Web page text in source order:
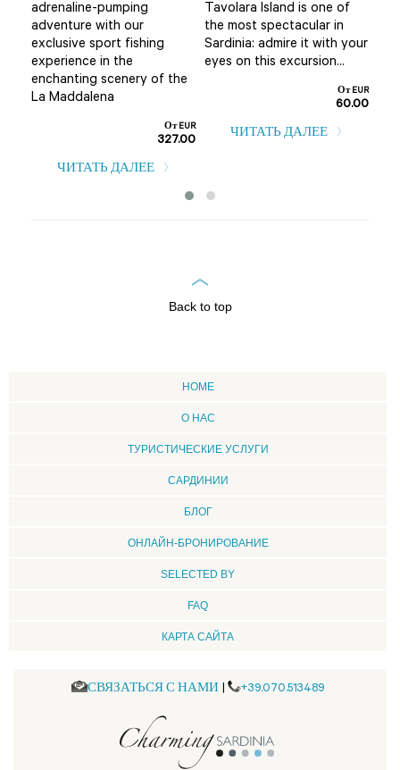
adrenaline-pumping
adventure with our
exclusive sport fishing
experience in the
enchanting scenery of the
La Maddalena
От EUR
327.00
ЧИТАТЬ ДАЛЕЕ
Tavolara Island is one of
the most spectacular in
Sardinia: admire it with your
eyes on this excursion...
От EUR
60.00
ЧИТАТЬ ДАЛЕЕ
Back to top
HOME
О НАС
ТУРИСТИЧЕСКИЕ УСЛУГИ
CАРДИНИИ
БЛОГ
ОНЛАЙН-БРОНИРОВАНИЕ
SELECTED BY
FAQ
КАРТА САЙТА
СВЯЗАТЬСЯ С НАМИ +39.070.513489